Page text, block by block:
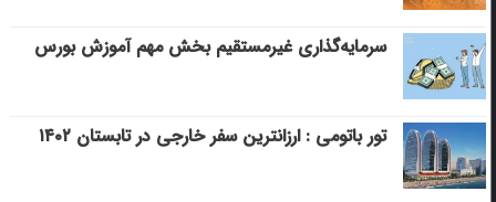
سرمایه‌گذاری غیرمستقیم بخش مهم آموزش بورس
تور باتومی : ارزانترین سفر خارجی در تابستان ۱۴۰۲